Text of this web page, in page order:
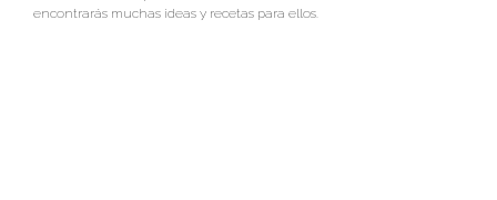
encontrarás muchas ideas y recetas para ellos.